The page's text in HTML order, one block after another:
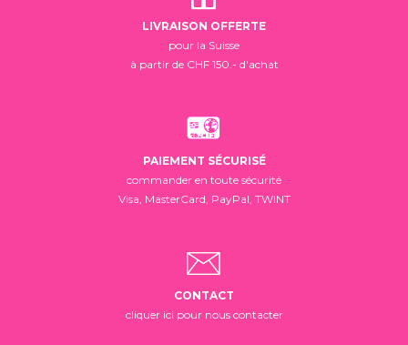
LIVRAISON OFFERTE
pour la Suisse
à partir de CHF 150.- d'achat
PAIEMENT SÉCURISÉ
commander en toute sécurité
Visa, MasterCard, PayPal, TWINT
CONTACT
cliquer ici pour nous contacter